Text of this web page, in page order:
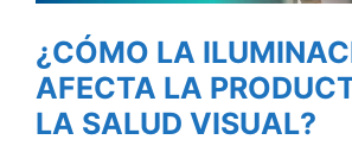
¿CÓMO LA
AFECTA LA
LA SALUD VISUAL?